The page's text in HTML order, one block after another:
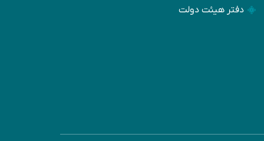
دفتر هیئت دولت